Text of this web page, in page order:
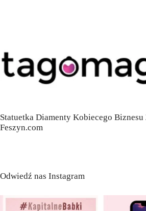
Statuetka Diamenty Kobiecego Biznesu
Feszyn.com
Odwiedź nas Instagram